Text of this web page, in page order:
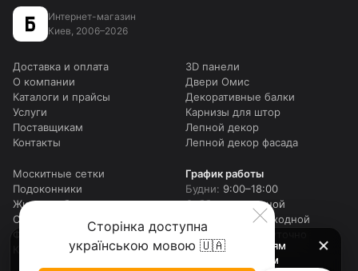
Интернет-магазин
Киев, 2006–2026
Доставка и оплата
О компании
Каталоги и прайсы
Услуги
Поставщикам
Контакты
3D панели
Двери Омис
Декоративные балки
Карнизы для штор
Лепной декор
Лепной декор фасада
Москитные сетки
Подоконники
Жидкие обои
Столешницы для столов
Фотошторы
Карта сайта
График работы
Будни: 9:00–18:00
Суббота:выходной
Воскресенье:выходной
Онлайн:
Внимание! Мы работаем c 9 до 18 по будням
(шоу рум до 17-00), в субботу в телефоном
Сторінка доступна
українською мовою 🇺🇦